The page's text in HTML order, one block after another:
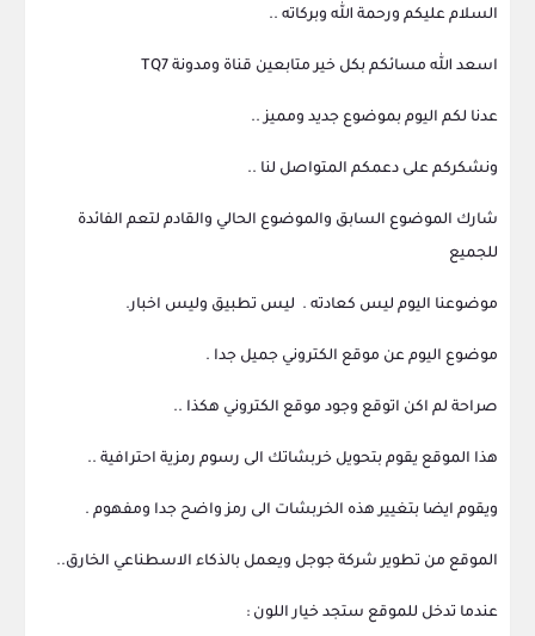
السلام عليكم ورحمة الله وبركاته ..
اسعد الله مسائكم بكل خير متابعين قناة ومدونة TQ7
عدنا لكم اليوم بموضوع جديد ومميز ..
ونشكركم على دعمكم المتواصل لنا ..
شارك الموضوع السابق والموضوع الحالي والقادم لتعم الفائدة
للجميع
موضوعنا اليوم ليس كعادته . ليس تطبيق وليس اخبار.
موضوع اليوم عن موقع الكتروني جميل جدا .
صراحة لم اكن اتوقع وجود موقع الكتروني هكذا ..
هذا الموقع يقوم بتحويل خربشاتك الى رسوم رمزية احترافية ..
ويقوم ايضا بتغيير هذه الخربشات الى رمز واضح جدا ومفهوم .
الموقع من تطوير شركة جوجل ويعمل بالذكاء الاسطناعي الخارق..
عندما تدخل للموقع ستجد خيار اللون :